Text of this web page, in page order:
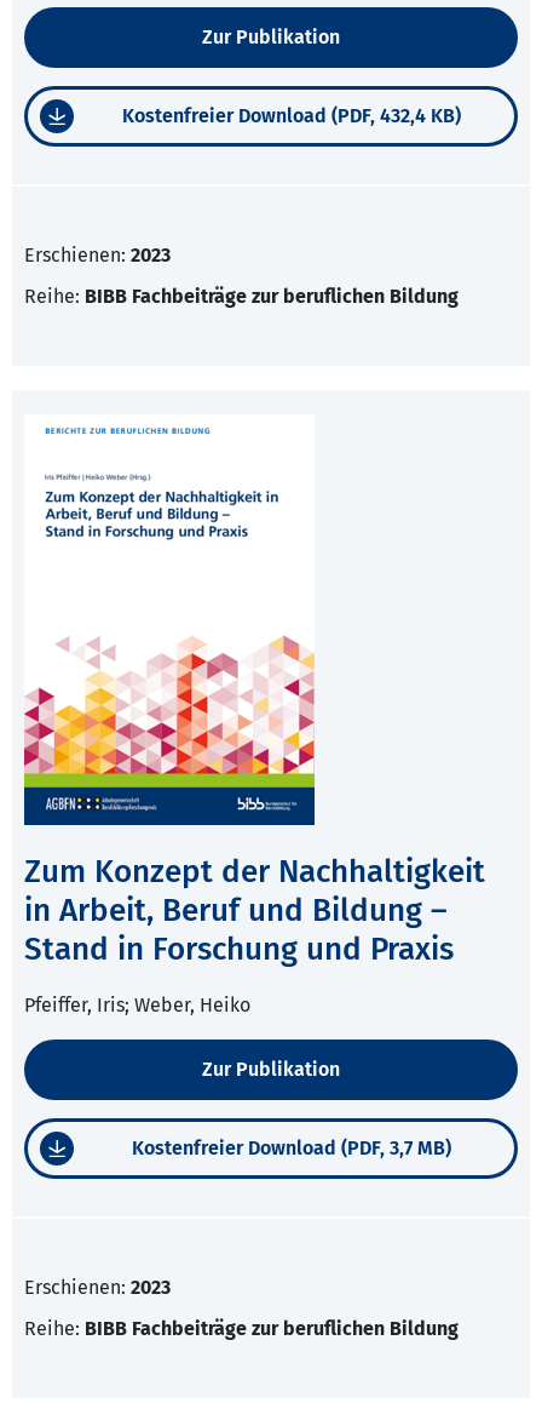
Zur Publikation
Kostenfreier Download (PDF, 432,4 KB)
Erschienen: 2023
Reihe: BIBB Fachbeiträge zur beruflichen Bildung
Zum Konzept der Nachhaltigkeit
in Arbeit, Beruf und Bildung –
Stand in Forschung und Praxis
Pfeiffer, Iris; Weber, Heiko
Zur Publikation
Kostenfreier Download (PDF, 3,7 MB)
Erschienen: 2023
Reihe: BIBB Fachbeiträge zur beruflichen Bildung